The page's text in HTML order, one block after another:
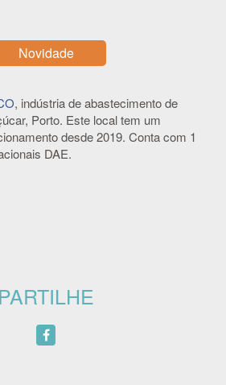
Novidade
, indústria de abastecimento de
Porto. Este local tem um
desde 2019. Conta com 1
DAE.
PARTILHE